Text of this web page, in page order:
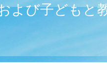
よび子どもと